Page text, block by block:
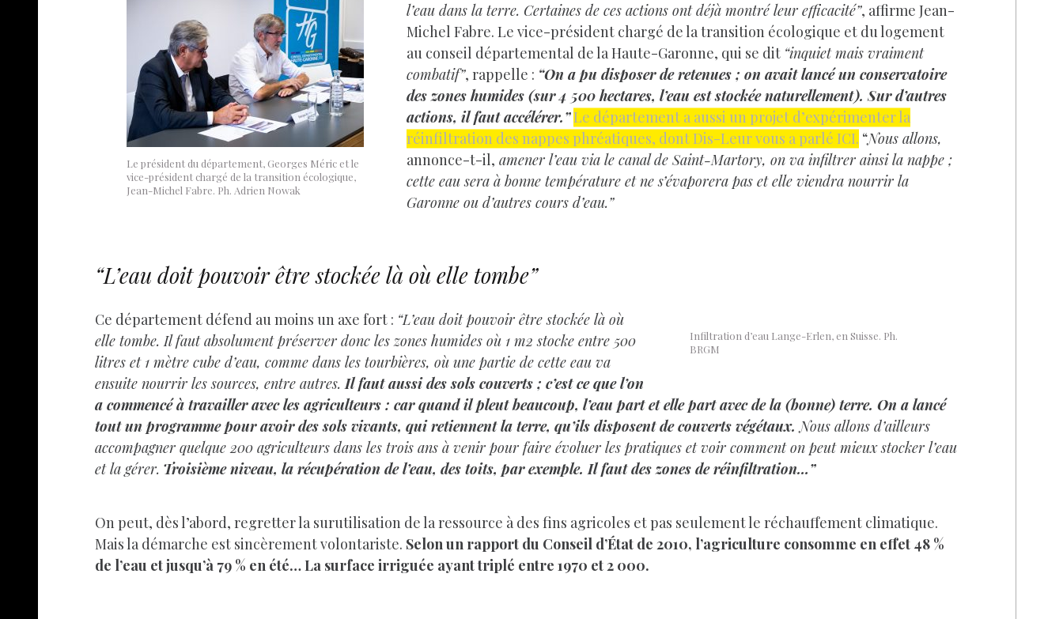
Le président du département, Georges Méric et le
vice-président chargé de la transition écologique,
Jean-Michel Fabre. Ph. Adrien Nowak
l’eau dans la terre. Certaines de ces actions ont déjà montré leur efficacité”, affirme Jean-
Michel Fabre. Le vice-président chargé de la transition écologique et du logement
au conseil départemental de la Haute-Garonne, qui se dit “inquiet mais vraiment
combatif”, rappelle : “On a pu disposer de retenues ; on avait lancé un conservatoire
des zones humides (sur 4 500 hectares, l’eau est stockée naturellement). Sur d’autres
actions, il faut accélérer.”Le département a aussi un projet d’expérimenter la
réinfiltration des nappes phréatiques, dont Dis-Leur vous a parlé ICI. “Nous allons,
annonce-t-il, amener l’eau via le canal de Saint-Martory, on va infiltrer ainsi la nappe ;
cette eau sera à bonne température et ne s’évaporera pas et elle viendra nourrir la
Garonne ou d’autres cours d’eau.”
“L’eau doit pouvoir être stockée là où elle tombe”
Infiltration d’eau Lange-Erlen, en Suisse. Ph.
BRGM
Ce département défend au moins un axe fort : “L’eau doit pouvoir être stockée là où
elle tombe. Il faut absolument préserver donc les zones humides où 1 m2 stocke entre 500
litres et 1 mètre cube d’eau, comme dans les tourbières, où une partie de cette eau va
ensuite nourrir les sources, entre autres.Il faut aussi des sols couverts ; c’est ce que l’on
a commencé à travailler avec les agriculteurs : car quand il pleut beaucoup, l’eau part et elle part avec de la (bonne) terre. On a lancé
tout un programme pour avoir des sols vivants, qui retiennent la terre, qu’ils disposent de couverts végétaux. Nous allons d’ailleurs
accompagner quelque 200 agriculteurs dans les trois ans à venir pour faire évoluer les pratiques et voir comment on peut mieux stocker l’eau
et la gérer. Troisième niveau, la récupération de l’eau, des toits, par exemple. Il faut des zones de réinfiltration…”
On peut, dès l’abord, regretter la surutilisation de la ressource à des fins agricoles et pas seulement le réchauffement climatique.
Mais la démarche est sincèrement volontariste. Selon un rapport du Conseil d’État de 2010, l’agriculture consomme en effet 48 %
de l’eau et jusqu’à 79 % en été… La surface irriguée ayant triplé entre 1970 et 2 000.